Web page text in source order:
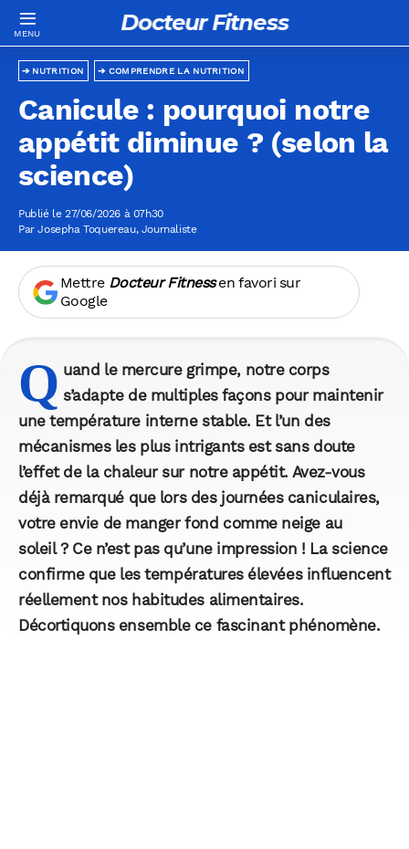
Docteur Fitness
COMPRENDRE LA NUTRITION
NUTRITION
Canicule : pourquoi notre
appétit diminue ? (selon la
science)
Publié le 27/06/2026 à 07h30
ParJosepha Toquereau, Journaliste
Mettre Docteur Fitnessen favori sur
Google
Q uand le mercure grimpe, notre corps
s’adapte de multiples façons pour maintenir
une température interne stable. Et l’un des
mécanismes les plus intrigants est sans doute
l’effet de la chaleur sur notre appétit. Avez-vous
déjà remarqué que lors des journées caniculaires,
votre envie de manger fond comme neige au
soleil ? Ce n’est pas qu’une impression ! La science
confirme que les températures élevées influencent
réellement nos habitudes alimentaires.
Décortiquons ensemble ce fascinant phénomène.